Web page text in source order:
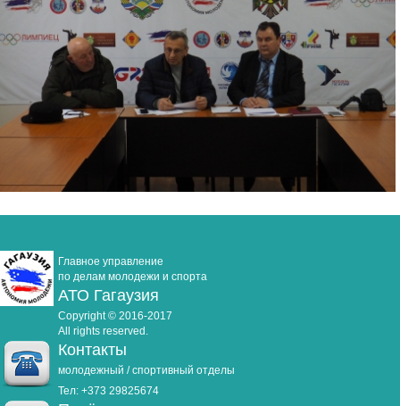
Главное управление
по делам молодежи и спорта
АТО Гагаузия
Copyright © 2016-2017
All rights reserved.
Контакты
молодежный / спортивный отделы
Тел: +373 29825674